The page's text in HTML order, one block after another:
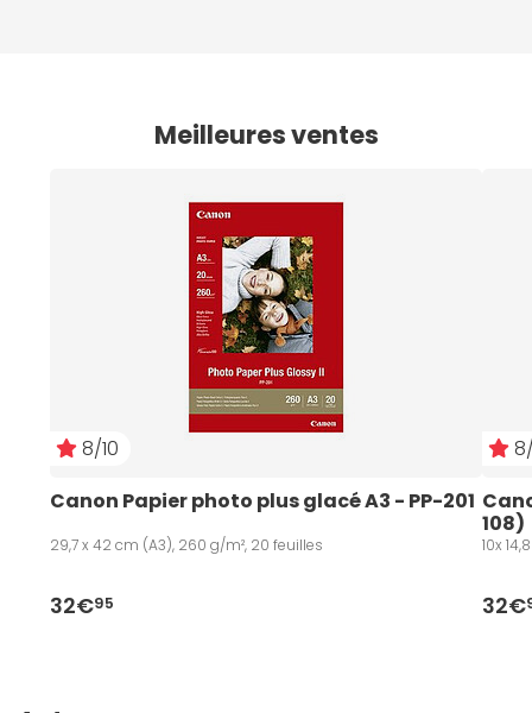
Meilleures ventes
8/10
Canon Papier photo plus glacé A3 - PP-201
29,7 x 42 cm (A3), 260 g/m², 20 feuilles
32€95
108)
10x
32€